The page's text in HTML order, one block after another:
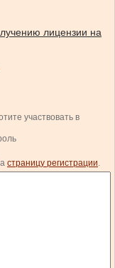
лицензии на
участвовать в
страницу регистрации.